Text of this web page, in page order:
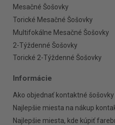
Mesačné Šošovky
Torické Mesačné Šošovky
Multifokálne Mesačné Šošovky
2-Týždenné Šošovky
Torické 2-Týždenné Šošovky
Informácie
Ako objednať kontaktné šošovky
Najlepšie miesta na nákup
Najlepšie miesta, kde kúpiť